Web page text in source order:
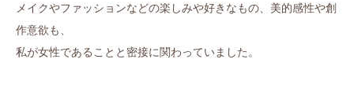
メイクやファッションなどの楽しみや好きなもの、美的感性や創
作意欲も、
私が女性であることと密接に関わっていました。